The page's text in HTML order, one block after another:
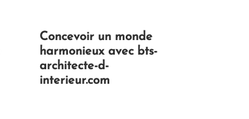
Concevoir un monde
harmonieux avec bts-
architecte-d-
interieur.com